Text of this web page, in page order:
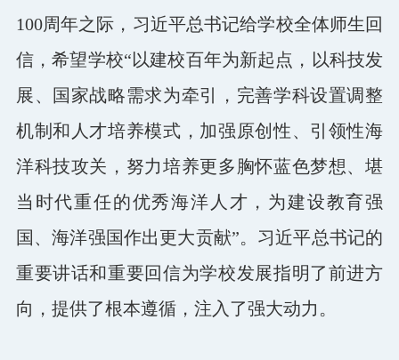
100周年之际，习近平总书记给学校全体师生回
信，希望学校“以建校百年为新起点，以科技发
展、国家战略需求为牵引，完善学科设置调整
机制和人才培养模式，加强原创性、引领性海
洋科技攻关，努力培养更多胸怀蓝色梦想、堪
当时代重任的优秀海洋人才，为建设教育强
国、海洋强国作出更大贡献”。习近平总书记的
重要讲话和重要回信为学校发展指明了前进方
向，提供了根本遵循，注入了强大动力。